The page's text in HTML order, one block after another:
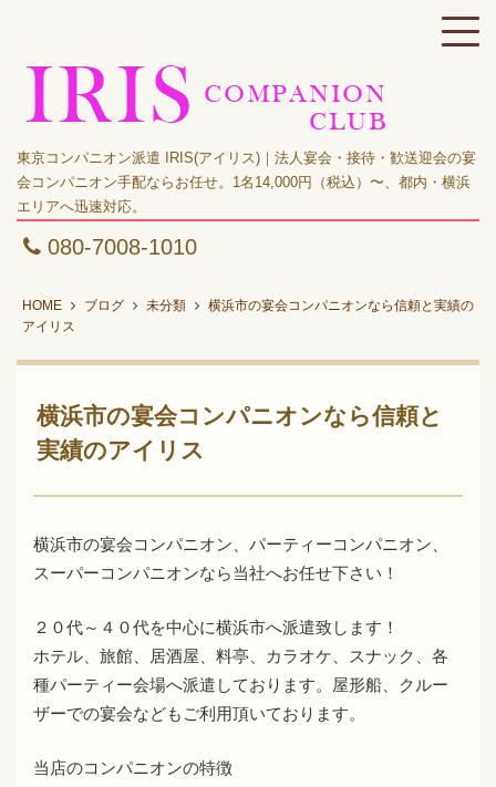
東京コンパニオン派遣 IRIS(アイリス)｜法人宴会・接待・歓送迎会の宴
会コンパニオン手配ならお任せ。1名14,000円（税込）〜、都内・横浜
エリアへ迅速対応。
080-7008-1010
HOME ブログ 未分類
横浜市の宴会コンパニオンなら信頼と実績の
アイリス
横浜市の宴会コンパニオンなら信頼と
実績のアイリス
横浜市の宴会コンパニオン、パーティーコンパニオン、
スーパーコンパニオンなら当社へお任せ下さい！
２０代～４０代を中心に横浜市へ派遣致します！
ホテル、旅館、居酒屋、料亭、カラオケ、スナック、各
種パーティー会場へ派遣しております。屋形船、クルー
ザーでの宴会などもご利用頂いております。
当店のコンパニオンの特徴